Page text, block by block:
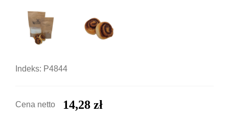
Indeks: P4844
Cena netto 14,28 zł